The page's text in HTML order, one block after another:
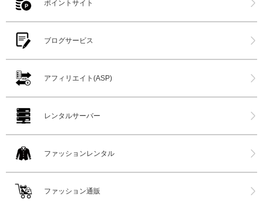
ポイントサイト
ブログサービス
アフィリエイト(ASP)
レンタルサーバー
ファッションレンタル
ファッション通販